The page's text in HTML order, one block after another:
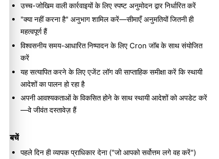
उच्च-जोखिम वाली कार्रवाइयों के लिए स्पष्ट अनुमोदन द्वार निर्धारित करें
"क्या नहीं करना है" अनुभाग शामिल करें—सीमाएँ अनुमतियों जितनी ही
महत्वपूर्ण हैं
विश्वसनीय समय-आधारित निष्पादन के लिए Cron जॉब के साथ संयोजित
करें
यह सत्यापित करने के लिए एजेंट लॉग की साप्ताहिक समीक्षा करें कि स्थायी
आदेशों का पालन हो रहा है
अपनी आवश्यकताओं के विकसित होने के साथ स्थायी आदेशों को अपडेट करें
—वे जीवंत दस्तावेज़ हैं
बचें
पहले दिन ही व्यापक प्राधिकार देना ("जो आपको सर्वोत्तम लगे वह करें")